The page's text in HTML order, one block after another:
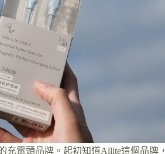
充電頭品牌。起初知道Allite這個品牌，